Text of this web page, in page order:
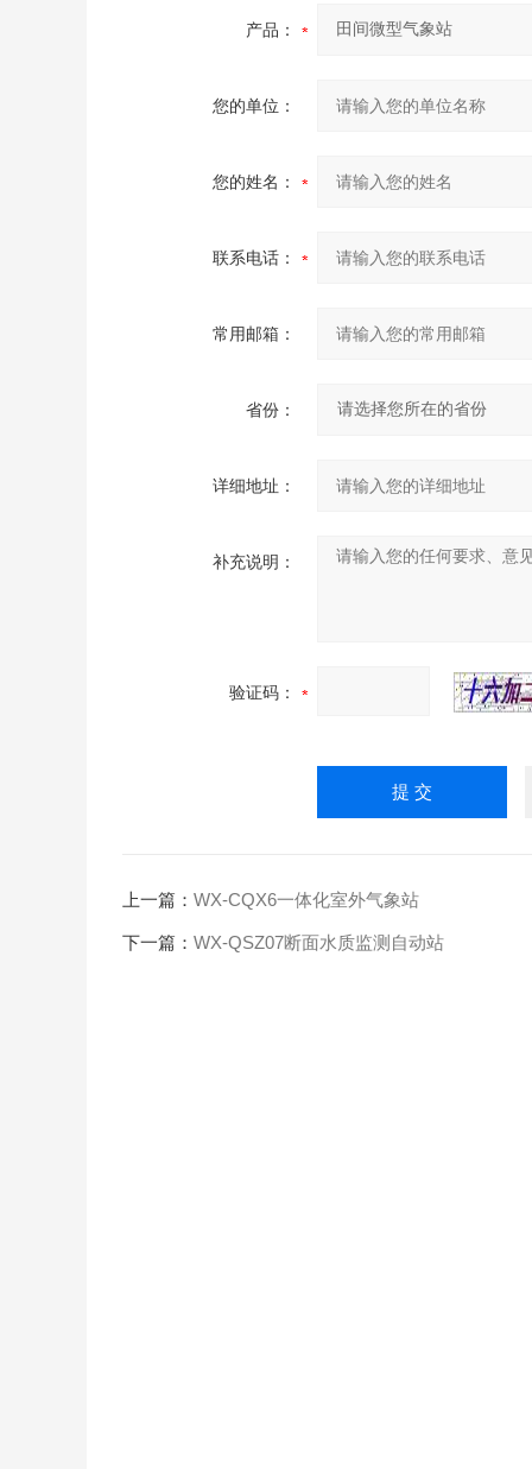
产品：
您的单位：
您的姓名：
联系电话：
常用邮箱：
省份：
详细地址：
补充说明：
验证码：
上一篇： WX-CQX6一体化室外气象站
下一篇： WX-QSZ07断面水质监测自动站